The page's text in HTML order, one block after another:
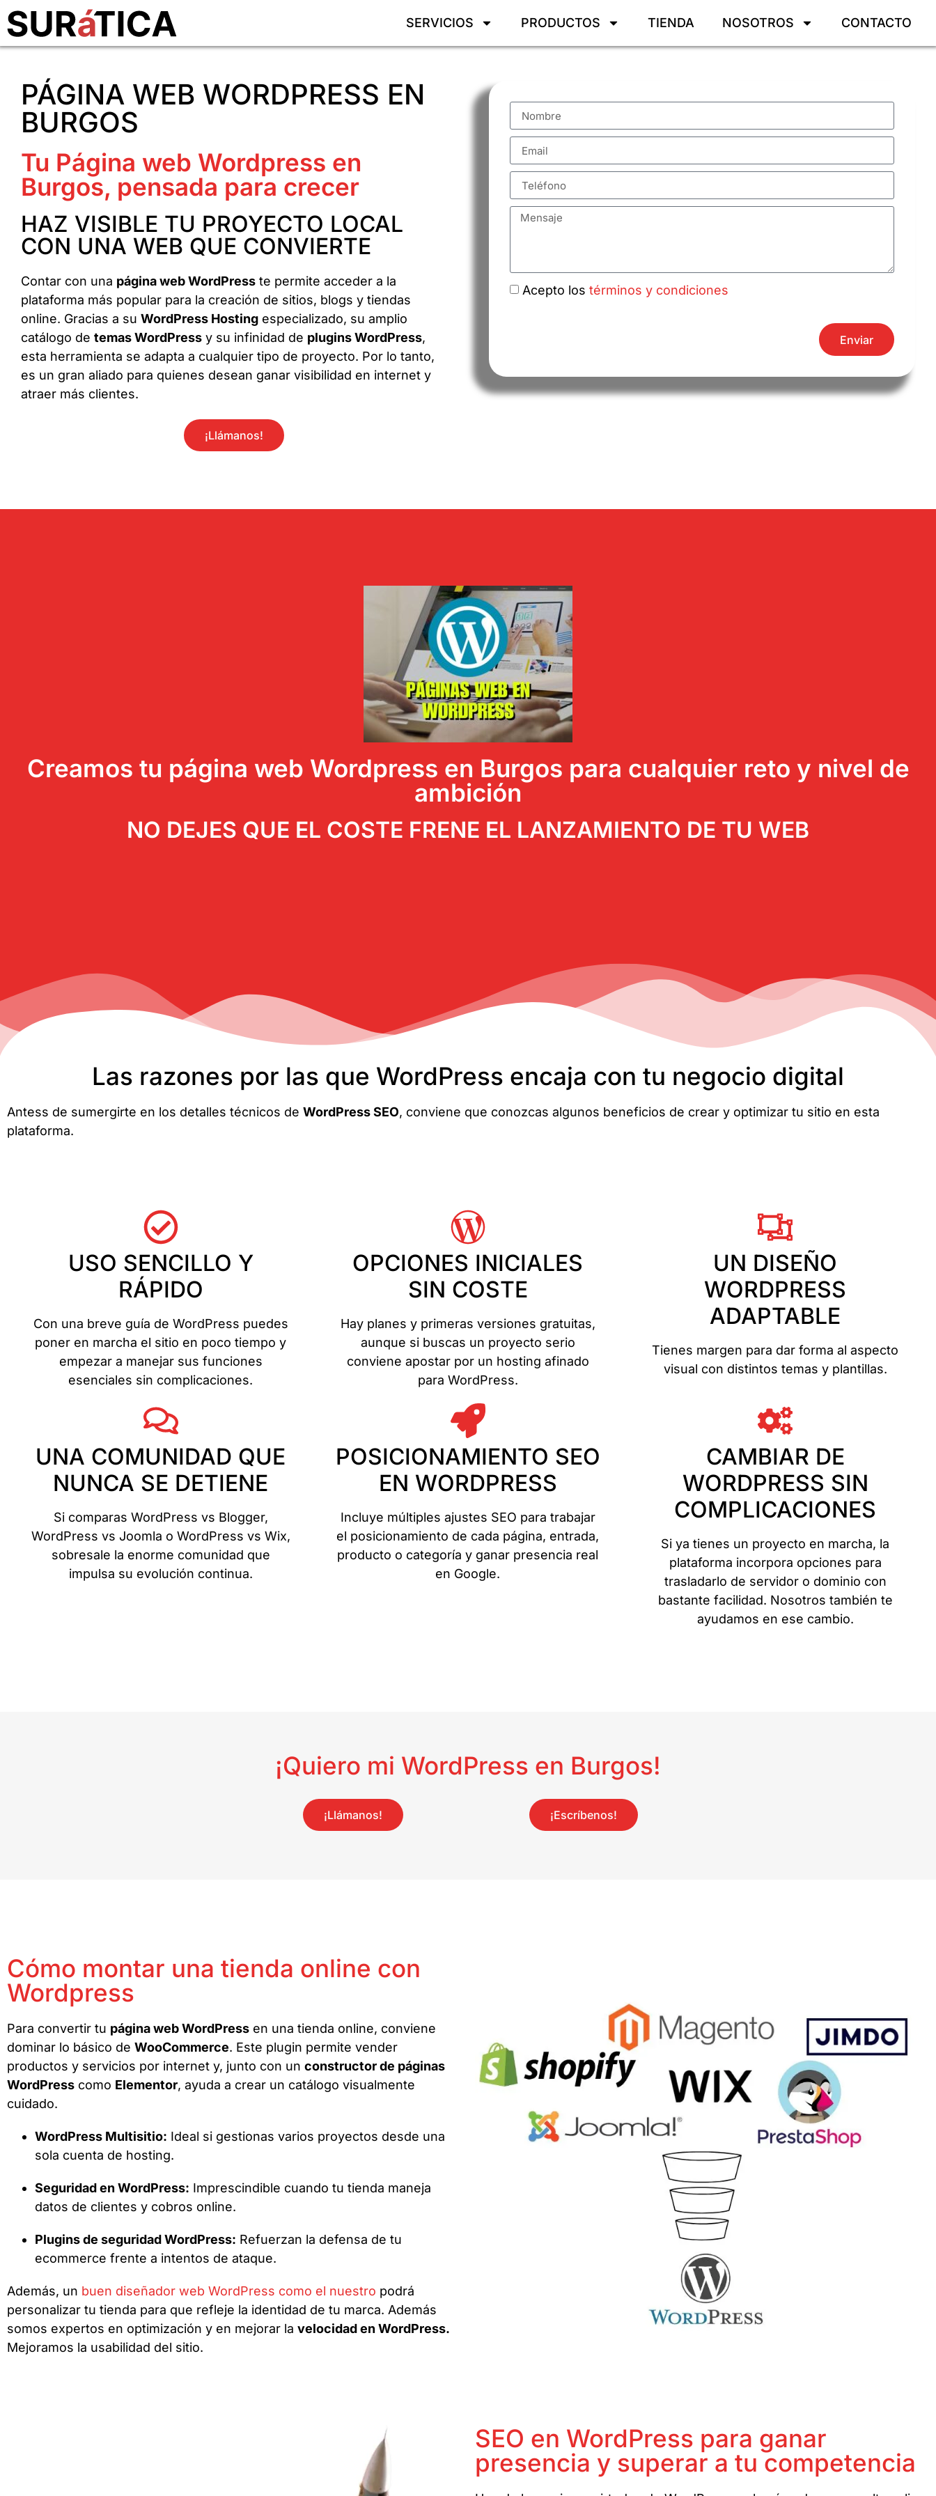
SERVICIOS PRODUCTOS TIENDA NOSOTROS CONTACTO
PÁGINA WEB WORDPRESS EN
BURGOS
Tu Página web Wordpress en
Burgos, pensada para crecer
HAZ VISIBLE TU PROYECTO LOCAL
CON UNA WEB QUE CONVIERTE
Contar con una página web WordPress te permite acceder a la
plataforma más popular para la creación de sitios, blogs y tiendas
online. Gracias a su WordPress Hosting especializado, su amplio
catálogo de temas WordPress y su infinidad de plugins WordPress,
esta herramienta se adapta a cualquier tipo de proyecto. Por lo tanto,
es un gran aliado para quienes desean ganar visibilidad en internet y
atraer más clientes.
¡Llámanos!
Acepto los términos y condiciones
Enviar
Creamos tu página web Wordpress en Burgos para cualquier reto y nivel de
ambición
NO DEJES QUE EL COSTE FRENE EL LANZAMIENTO DE TU WEB
Las razones por las que WordPress encaja con tu negocio digital
Antess de sumergirte en los detalles técnicos de WordPress SEO, conviene que conozcas algunos beneficios de crear y optimizar tu sitio en esta
plataforma.
USO SENCILLO Y
RÁPIDO
Con una breve guía de WordPress puedes
poner en marcha el sitio en poco tiempo y
empezar a manejar sus funciones
esenciales sin complicaciones.
OPCIONES INICIALES
SIN COSTE
Hay planes y primeras versiones gratuitas,
aunque si buscas un proyecto serio
conviene apostar por un hosting afinado
para WordPress.
UN DISEÑO
WORDPRESS
ADAPTABLE
Tienes margen para dar forma al aspecto
visual con distintos temas y plantillas.
UNA COMUNIDAD QUE
NUNCA SE DETIENE
Si comparas WordPress vs Blogger,
WordPress vs Joomla o WordPress vs Wix,
sobresale la enorme comunidad que
impulsa su evolución continua.
POSICIONAMIENTO SEO
EN WORDPRESS
Incluye múltiples ajustes SEO para trabajar
el posicionamiento de cada página, entrada,
producto o categoría y ganar presencia real
en Google.
CAMBIAR DE
WORDPRESS SIN
COMPLICACIONES
Si ya tienes un proyecto en marcha, la
plataforma incorpora opciones para
trasladarlo de servidor o dominio con
bastante facilidad. Nosotros también te
ayudamos en ese cambio.
¡Quiero mi WordPress en Burgos!
¡Llámanos! ¡Escríbenos!
Cómo montar una tienda online con
Wordpress
Para convertir tu página web WordPress en una tienda online, conviene
dominar lo básico de WooCommerce. Este plugin permite vender
productos y servicios por internet y, junto con un constructor de páginas
WordPress como Elementor, ayuda a crear un catálogo visualmente
cuidado.
WordPress Multisitio: Ideal si gestionas varios proyectos desde una
sola cuenta de hosting.
Seguridad en WordPress: Imprescindible cuando tu tienda maneja
datos de clientes y cobros online.
Plugins de seguridad WordPress: Refuerzan la defensa de tu
ecommerce frente a intentos de ataque.
Además, un buen diseñador web WordPress como el nuestro podrá
personalizar tu tienda para que refleje la identidad de tu marca. Además
somos expertos en optimización y en mejorar la velocidad en WordPress.
Mejoramos la usabilidad del sitio.
SEO en WordPress para ganar
presencia y superar a tu competencia